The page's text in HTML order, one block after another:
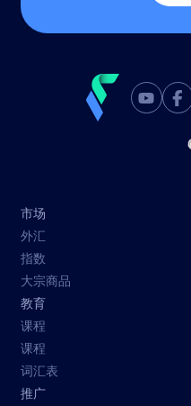
市场
外汇
指数
大宗商品
教育
课程
课程
词汇表
推广